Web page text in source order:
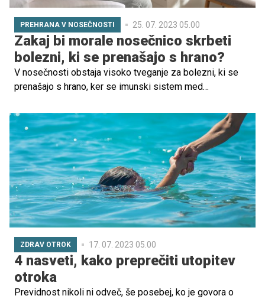
PREHRANA V NOSEČNOSTI 25. 07. 2023 05.00
Zakaj bi morale nosečnico skrbeti
bolezni, ki se prenašajo s hrano?
V nosečnosti obstaja visoko tveganje za bolezni, ki se
prenašajo s hrano, ker se imunski sistem med
da z otrokom živita v sožitju. Vendar pa lahko taka
sprememba telesu oteži boj proti nekaterim škodljivim
mikroorganizmom, ki se prenašajo s hrano. Tudi še
nerojeni otrok je v veliki nevarnosti, ker njegov imunski
sistem ni dovolj razvit, da bi se ubranil škodljivih
mikroorganizmov, ki se prenašajo s hrano.
ZDRAV OTROK 17. 07. 2023 05.00
4 nasveti, kako preprečiti utopitev
otroka
Previdnost nikoli ni odveč, še posebej, ko je govora o